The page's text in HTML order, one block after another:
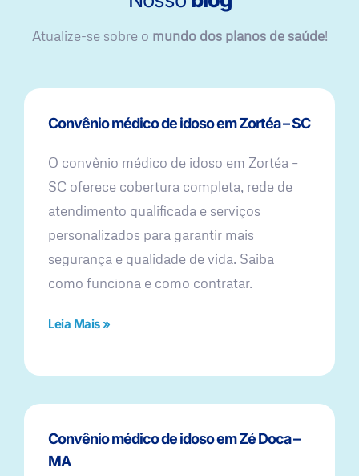
Atualize-se sobre o mundo dos planos de saúde!
Convênio médico de idoso em Zortéa – SC
O convênio médico de idoso em Zortéa –
SC oferece cobertura completa, rede de
atendimento qualificada e serviços
personalizados para garantir mais
segurança e qualidade de vida. Saiba
como funciona e como contratar.
Leia Mais »
Convênio médico de idoso em Zé Doca –
MA